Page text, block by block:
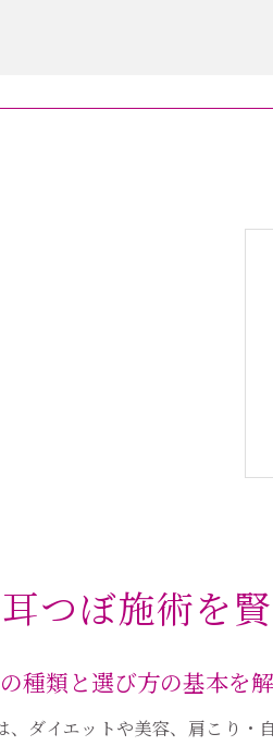
つぼ施術を
種類と選び方の基本を
、ダイエットや美容、肩こり・